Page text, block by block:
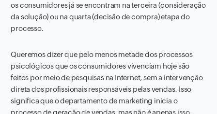
os consumidores já se encontram na terceira (consideração
da solução) ou na quarta (decisão de compra) etapa do
processo.
Queremos dizer que pelo menos metade dos processos
psicológicos que os consumidores vivenciam hoje são
feitos por meio de pesquisas na Internet, sem a intervenção
direta dos profissionais responsáveis ​​pelas vendas. Isso
significa que o departamento de marketing inicia o
processo de geração de vendas, mas não é apenas isso.